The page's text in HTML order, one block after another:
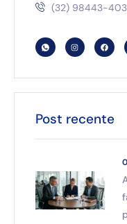
(32) 98443-
Post recente